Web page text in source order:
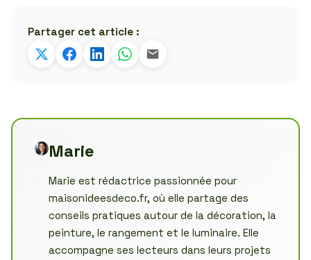
Partager cet article :
Marie
Marie est rédactrice passionnée pour
maisonideesdeco.fr, où elle partage des
conseils pratiques autour de la décoration, la
peinture, le rangement et le luminaire. Elle
accompagne ses lecteurs dans leurs projets